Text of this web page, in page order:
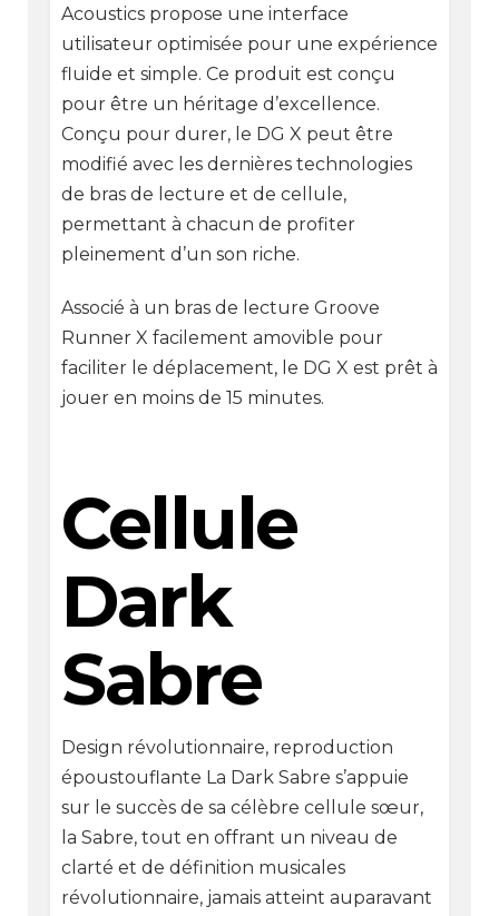
Acoustics propose une interface
utilisateur optimisée pour une expérience
fluide et simple. Ce produit est conçu
pour être un héritage d’excellence.
Conçu pour durer, le DG X peut être
modifié avec les dernières technologies
de bras de lecture et de cellule,
permettant à chacun de profiter
pleinement d’un son riche.
Associé à un bras de lecture Groove
Runner X facilement amovible pour
faciliter le déplacement, le DG X est prêt à
jouer en moins de 15 minutes.
Cellule
Dark
Sabre
Design révolutionnaire, reproduction
époustouflante La Dark Sabre s’appuie
sur le succès de sa célèbre cellule sœur,
la Sabre, tout en offrant un niveau de
clarté et de définition musicales
révolutionnaire, jamais atteint auparavant